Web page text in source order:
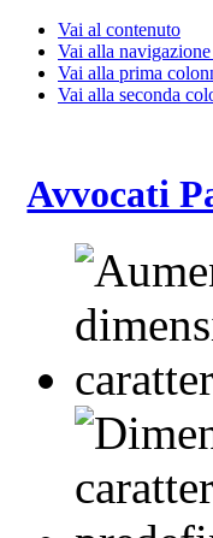
Vai al contenuto
Vai alla
Vai alla prima
Vai alla seconda
Avvocati